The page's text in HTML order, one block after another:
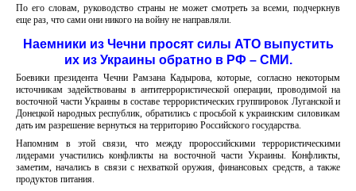
По его словам, руководство страны не может смотреть за всеми, подчеркнув
еще раз, что сами они никого на войну не направляли.
Наемники из Чечни просят силы АТО выпустить
их из Украины обратно в РФ – СМИ.
Боевики президента Чечни Рамзана Кадырова, которые, согласно некоторым
источникам задействованы в антитеррористической операции, проводимой на
восточной части Украины в составе террористических группировок Луганской и
Донецкой народных республик, обратились с просьбой к украинским силовикам
дать им разрешение вернуться на территорию Российского государства.
Напомним в этой связи, что между пророссийскими террористическими
лидерами участились конфликты на восточной части Украины. Конфликты,
заметим, начались в связи с нехваткой оружия, финансовых средств, а также
продуктов питания.